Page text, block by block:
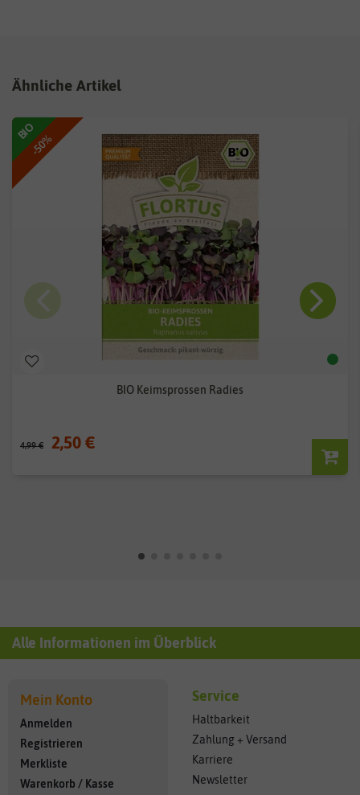
Ähnliche Artikel
-50%
BIO
BIO Keimsprossen Radies
4,99 € 2,50 €
Alle Informationen im Überblick
Mein Konto
Anmelden
Registrieren
Merkliste
Warenkorb / Kasse
Service
Haltbarkeit
Zahlung + Versand
Karriere
Newsletter